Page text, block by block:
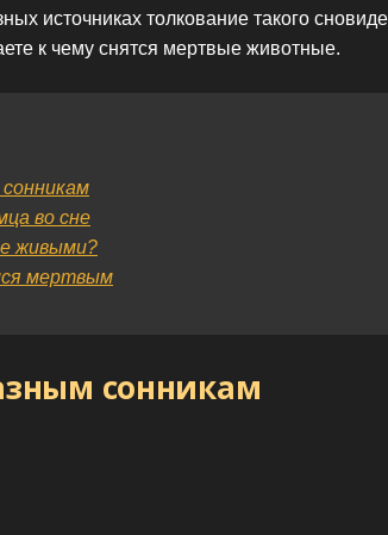
источниках толкование такого
к чему снятся мертвые животные.
во сне
живыми?
мертвым
сонникам